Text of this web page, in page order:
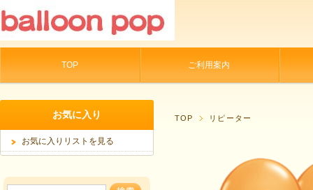
TOP ご利用案内
TOP リピーター
お気に入り
お気に入りリストを見る